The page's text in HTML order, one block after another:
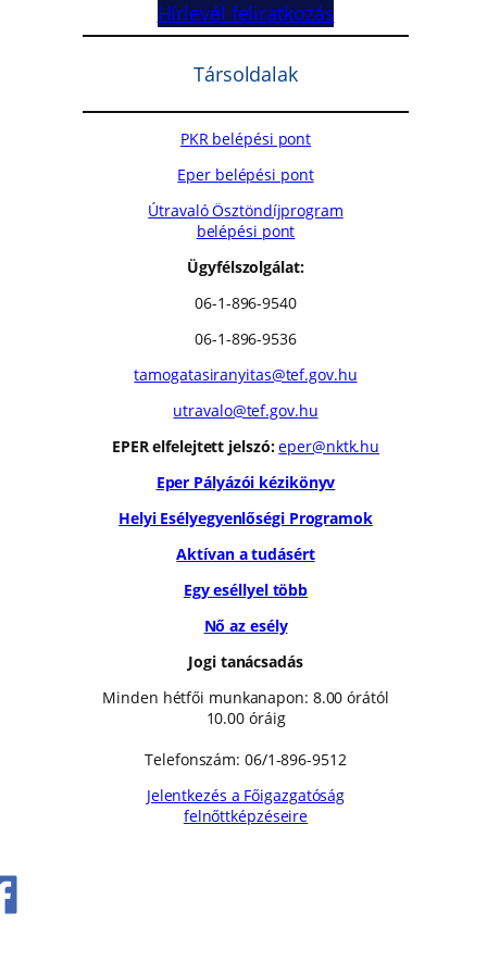
Hírlevél feliratkozás
Társoldalak
PKR belépési pont
Eper belépési pont
Útravaló Ösztöndíjprogram
belépési pont
Ügyfélszolgálat:
06-1-896-9540
06-1-896-9536
tamogatasiranyitas@tef.gov.hu
utravalo@tef.gov.hu
EPER elfelejtett jelszó: eper@nktk.hu
Eper Pályázói kézikönyv
Helyi Esélyegyenlőségi Programok
Aktívan a tudásért
Egy eséllyel több
Nő az esély
Jogi tanácsadás
Minden hétfői munkanapon: 8.00 órától
10.00 óráig
Telefonszám: 06/1-896-9512
Jelentkezés a Főigazgatóság
felnőttképzéseire